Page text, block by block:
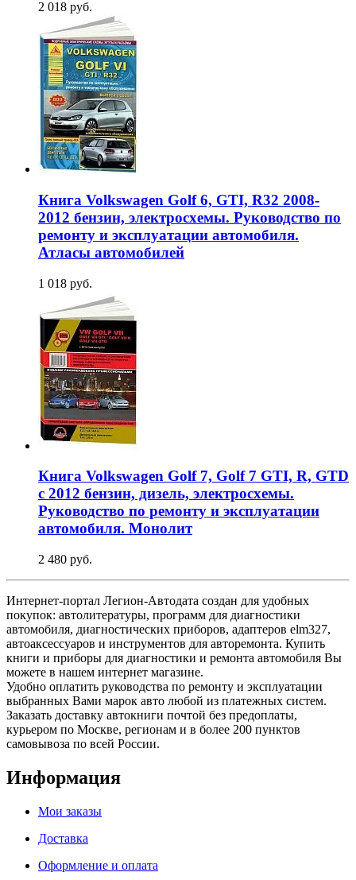
2 018 руб.
Книга Volkswagen Golf 6, GTI, R32 2008-
2012 бензин, электросхемы. Руководство по
ремонту и эксплуатации автомобиля.
Атласы автомобилей
1 018 руб.
Книга Volkswagen Golf 7, Golf 7 GTI, R, GTD
с 2012 бензин, дизель, электросхемы.
Руководство по ремонту и эксплуатации
автомобиля. Монолит
2 480 руб.
Интернет-портал Легион-Автодата создан для удобных
покупок: автолитературы, программ для диагностики
автомобиля, диагностических приборов, адаптеров elm327,
автоаксессуаров и инструментов для авторемонта. Купить
книги и приборы для диагностики и ремонта автомобиля Вы
можете в нашем интернет магазине.
Удобно оплатить руководства по ремонту и эксплуатации
выбранных Вами марок авто любой из платежных систем.
Заказать доставку автокниги почтой без предоплаты,
курьером по Москве, регионам и в более 200 пунктов
самовывоза по всей России.
Информация
Мои заказы
Доставка
Оформление и оплата